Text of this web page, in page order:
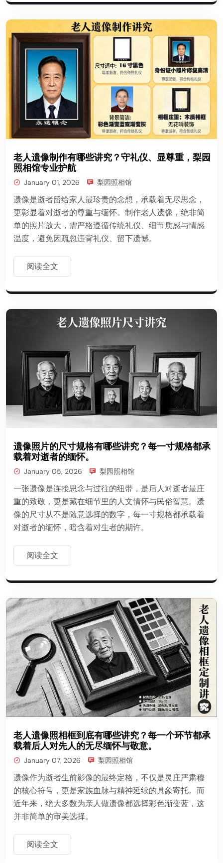
老人遗像制作有哪些讲究？守礼仪、显尊重，梨园
照相馆专业护航
January 01, 2026 梨园照相馆
遗像是逝者留给家人最珍贵的念想，承载着无尽思念，
更彰显着对逝者的尊重与缅怀。制作老人遗像，绝非简
单的照片放大，需严格遵循传统礼仪、细节质感与情感
温度，避免因疏忽违背礼仪、留下遗憾。
阅读全文
遗像照片的尺寸规格有哪些讲究？每一寸规格都承
载着对逝者的缅怀。
January 05, 2026 梨园照相馆
一张遗像是连接思念与过往的纽带，是后人对逝者最庄
重的致敬，更是藏在细节里的人文情怀与民俗智慧。遗
像的尺寸从不是随意选择的数字，每一寸规格都承载着
对逝者的缅怀，暗含着对生者的期许。
阅读全文
老人遗像照相框到底有哪些讲究？每一个环节都承
载着后人对先人的无尽缅怀与敬意。
January 07, 2026 梨园照相馆
遗像作为逝者生前影像的最终定格，不仅是灵庄严肃穆
的核心符号，更是家族血脉与精神延续的具象寄托。而
近年来，绝大多数为亲人做遗像都选择彩色渐变蓝，这
并非简单的审美选择。
阅读全文